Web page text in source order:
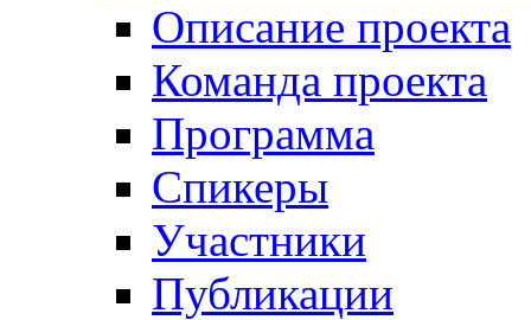
Описание проекта
Команда проекта
Программа
Спикеры
Участники
Публикации